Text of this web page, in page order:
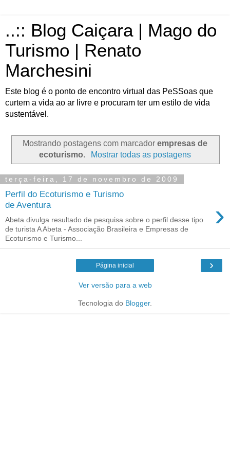
..:: Blog Caiçara | Mago do
Turismo | Renato
Marchesini
Este blog é o ponto de encontro virtual das PeSSoas que
curtem a vida ao ar livre e procuram ter um estilo de vida
sustentável.
Mostrando postagens com marcador empresas de
ecoturismo. Mostrar todas as postagens
terça-feira, 17 de novembro de 2009
Perfil do Ecoturismo e Turismo
de Aventura
›
Abeta divulga resultado de pesquisa sobre o perfil desse tipo
de turista A Abeta - Associação Brasileira e Empresas de
Ecoturismo e Turismo...
›
Página inicial
Ver versão para a web
Tecnologia do Blogger.